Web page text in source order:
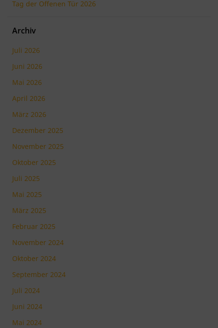
Tag der Offenen Tür 2026
Archiv
Juli 2026
Juni 2026
Mai 2026
April 2026
März 2026
Dezember 2025
November 2025
Oktober 2025
Juli 2025
Mai 2025
März 2025
Februar 2025
November 2024
Oktober 2024
September 2024
Juli 2024
Juni 2024
Mai 2024